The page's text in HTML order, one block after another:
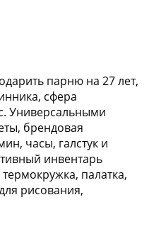
парню на 27 лет,
сфера
Универсальными
брендовая
часы, галстук и
инвентарь
палатка,
рисования,